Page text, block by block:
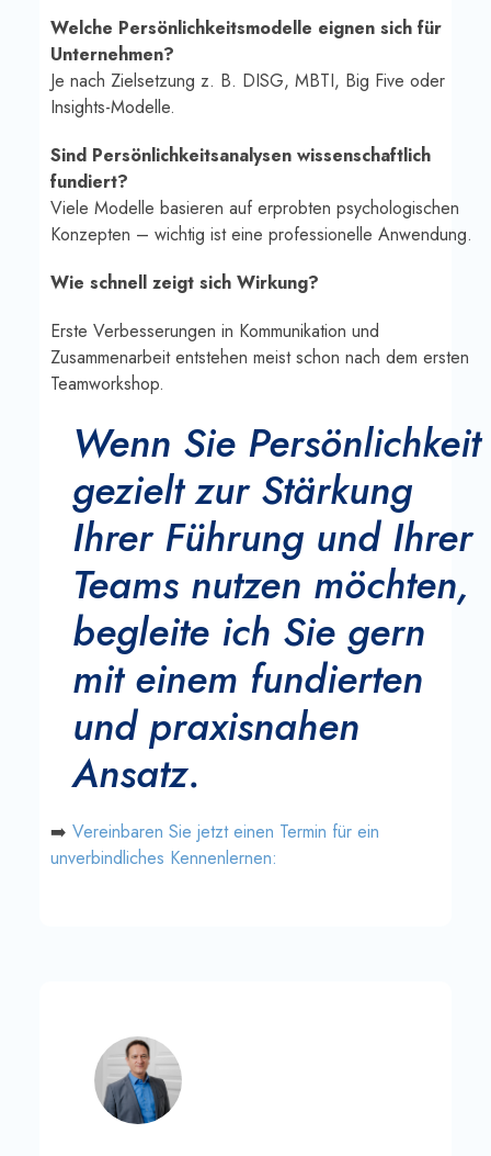
Welche Persönlichkeitsmodelle eignen sich für
Unternehmen?
Je nach Zielsetzung z. B. DISG, MBTI, Big Five oder
Insights-Modelle.
Sind Persönlichkeitsanalysen wissenschaftlich
fundiert?
Viele Modelle basieren auf erprobten psychologischen
Konzepten – wichtig ist eine professionelle Anwendung.
Wie schnell zeigt sich Wirkung?
Erste Verbesserungen in Kommunikation und
Zusammenarbeit entstehen meist schon nach dem ersten
Teamworkshop.
Wenn Sie Persönlichkeit
gezielt zur Stärkung
Ihrer Führung und Ihrer
Teams nutzen möchten,
begleite ich Sie gern
mit einem fundierten
und praxisnahen
Ansatz.
➡️ Vereinbaren Sie jetzt einen Termin für ein
unverbindliches Kennenlernen: